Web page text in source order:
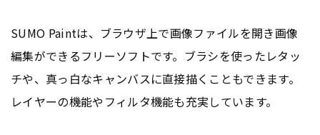
SUMO Paintは、ブラウザ上で画像ファイルを開き画像
編集ができるフリーソフトです。ブラシを使ったレタッ
チや、真っ白なキャンバスに直接描くこともできます。
レイヤーの機能やフィルタ機能も充実しています。